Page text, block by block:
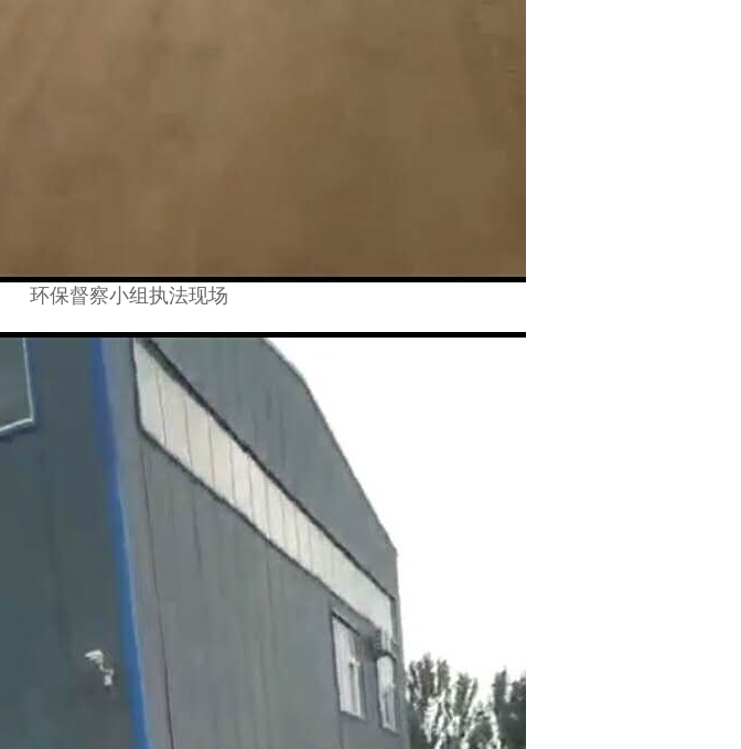
环保督察小组执法现场